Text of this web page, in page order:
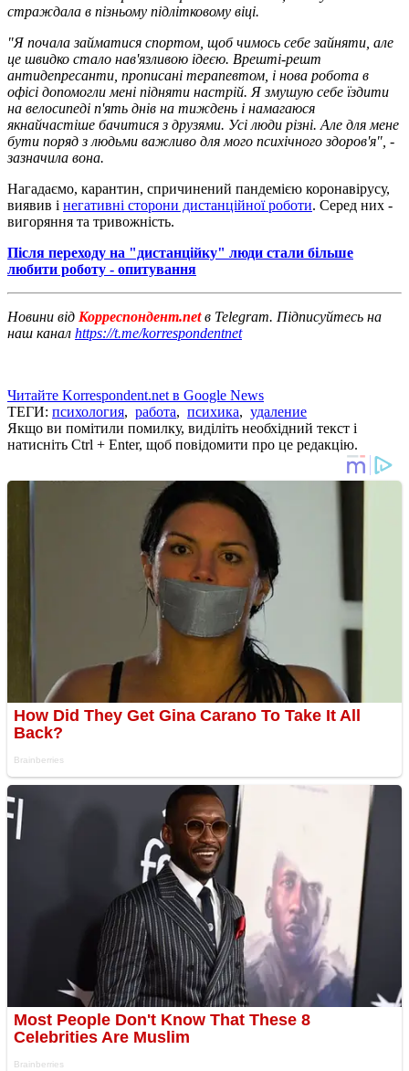
страждала в пізньому підлітковому віці.
"Я почала займатися спортом, щоб чимось себе зайняти, але
це швидко стало нав'язливою ідеєю. Врешті-решт
антидепресанти, прописані терапевтом, і нова робота в
офісі допомогли мені підняти настрій. Я змушую себе їздити
на велосипеді п'ять днів на тиждень і намагаюся
якнайчастіше бачитися з друзями. Усі люди різні. Але для мене
бути поряд з людьми важливо для мого психічного здоров'я", -
зазначила вона.
Нагадаємо, карантин, спричинений пандемією коронавірусу,
виявив і негативні сторони дистанційної роботи. Серед них -
вигоряння та тривожність.
Після переходу на "дистанційку" люди стали більше
любити роботу - опитування
Новини від Корреспондент.netв Telegram. Підписуйтесь на
наш канал https://t.me/korrespondentnet
Читайте Korrespondent.net в Google News
ТЕГИ: психология, работа, психика, удаление
Якщо ви помітили помилку, виділіть необхідний текст і
натисніть Ctrl + Enter, щоб повідомити про це редакцію.